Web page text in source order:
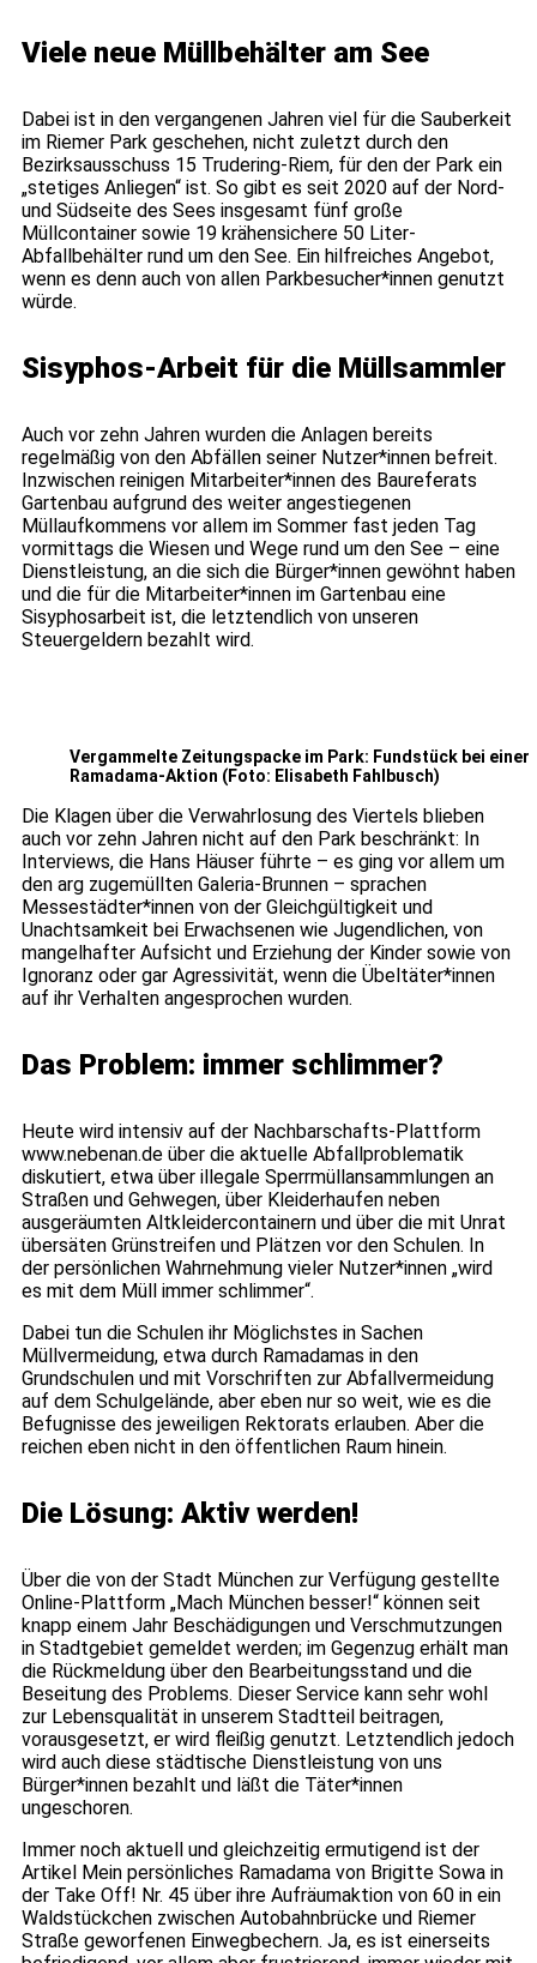
Viele neue Müllbehälter am See
Dabei ist in den vergangenen Jahren viel für die Sauberkeit
im Riemer Park geschehen, nicht zuletzt durch den
Bezirksausschuss 15 Trudering-Riem, für den der Park ein
„stetiges Anliegen“ ist. So gibt es seit 2020 auf der Nord-
und Südseite des Sees insgesamt fünf große
Müllcontainer sowie 19 krähensichere 50 Liter-
Abfallbehälter rund um den See. Ein hilfreiches Angebot,
wenn es denn auch von allen Parkbesucher*innen genutzt
würde.
Sisyphos-Arbeit für die Müllsammler
Auch vor zehn Jahren wurden die Anlagen bereits
regelmäßig von den Abfällen seiner Nutzer*innen befreit.
Inzwischen reinigen Mitarbeiter*innen des Baureferats
Gartenbau aufgrund des weiter angestiegenen
Müllaufkommens vor allem im Sommer fast jeden Tag
vormittags die Wiesen und Wege rund um den See – eine
Dienstleistung, an die sich die Bürger*innen gewöhnt haben
und die für die Mitarbeiter*innen im Gartenbau eine
Sisyphosarbeit ist, die letztendlich von unseren
Steuergeldern bezahlt wird.
Vergammelte Zeitungspacke im Park: Fundstück bei einer
Ramadama-Aktion (Foto: Elisabeth Fahlbusch)
Die Klagen über die Verwahrlosung des Viertels blieben
auch vor zehn Jahren nicht auf den Park beschränkt: In
Interviews, die Hans Häuser führte – es ging vor allem um
den arg zugemüllten Galeria-Brunnen – sprachen
Messestädter*innen von der Gleichgültigkeit und
Unachtsamkeit bei Erwachsenen wie Jugendlichen, von
mangelhafter Aufsicht und Erziehung der Kinder sowie von
Ignoranz oder gar Agressivität, wenn die Übeltäter*innen
auf ihr Verhalten angesprochen wurden.
Das Problem: immer schlimmer?
Heute wird intensiv auf der Nachbarschafts-Plattform
www.nebenan.de über die aktuelle Abfallproblematik
diskutiert, etwa über illegale Sperrmüllansammlungen an
Straßen und Gehwegen, über Kleiderhaufen neben
ausgeräumten Altkleidercontainern und über die mit Unrat
übersäten Grünstreifen und Plätzen vor den Schulen. In
der persönlichen Wahrnehmung vieler Nutzer*innen „wird
es mit dem Müll immer schlimmer“.
Dabei tun die Schulen ihr Möglichstes in Sachen
Müllvermeidung, etwa durch Ramadamas in den
Grundschulen und mit Vorschriften zur Abfallvermeidung
auf dem Schulgelände, aber eben nur so weit, wie es die
Befugnisse des jeweiligen Rektorats erlauben. Aber die
reichen eben nicht in den öffentlichen Raum hinein.
Die Lösung: Aktiv werden!
Über die von der Stadt München zur Verfügung gestellte
Online-Plattform „Mach München besser!“ können seit
knapp einem Jahr Beschädigungen und Verschmutzungen
in Stadtgebiet gemeldet werden; im Gegenzug erhält man
die Rückmeldung über den Bearbeitungsstand und die
Beseitung des Problems. Dieser Service kann sehr wohl
zur Lebensqualität in unserem Stadtteil beitragen,
vorausgesetzt, er wird fleißig genutzt. Letztendlich jedoch
wird auch diese städtische Dienstleistung von uns
Bürger*innen bezahlt und läßt die Täter*innen
ungeschoren.
Immer noch aktuell und gleichzeitig ermutigend ist der
Artikel Mein persönliches Ramadama von Brigitte Sowa in
der Take Off! Nr. 45 über ihre Aufräumaktion von 60 in ein
Waldstückchen zwischen Autobahnbrücke und Riemer
Straße geworfenen Einwegbechern. Ja, es ist einerseits